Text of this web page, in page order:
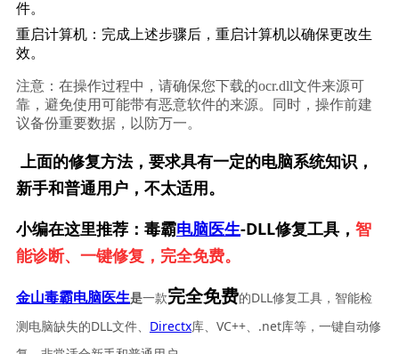
件。
重启计算机：完成上述步骤后，重启计算机以确保更改生
效。
注意：在操作过程中，请确保您下载的ocr.dll文件来源可
靠，避免使用可能带有恶意软件的来源。同时，操作前建
议备份重要数据，以防万一。
上面的修复方法，要求具有一定的电脑系统知识，
新手和普通用户，不太适用。
小编在这里推荐：毒霸电脑医生-DLL修复工具， 智
能诊断、一键修复，完全免费。
金山毒霸电脑医生是一款完全免费的DLL修复工具，智能检
测电脑缺失的DLL文件、 Directx库、VC++、.net库等，一键自动修